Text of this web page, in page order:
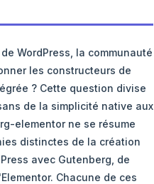
WordPress, la communauté
les constructeurs de
? Cette question divise
de la simplicité native aux
elementor ne se résume
distinctes de la création
avec Gutenberg, de
Chacune de ces